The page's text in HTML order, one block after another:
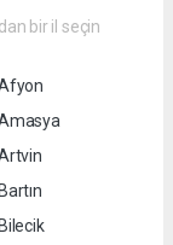
bir il seçin
Bartın
Bilecik